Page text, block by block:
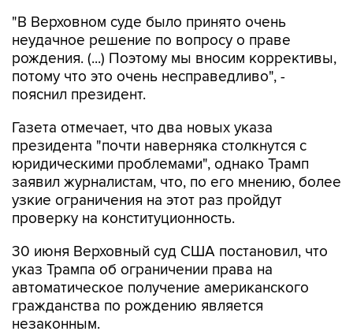
"В Верховном суде было принято очень
неудачное решение по вопросу о праве
рождения. (...) Поэтому мы вносим коррективы,
потому что это очень несправедливо", -
пояснил президент.
Газета отмечает, что два новых указа
президента "почти наверняка столкнутся с
юридическими проблемами", однако Трамп
заявил журналистам, что, по его мнению, более
узкие ограничения на этот раз пройдут
проверку на конституционность.
30 июня Верховный суд США постановил, что
указ Трампа об ограничении права на
автоматическое получение американского
гражданства по рождению является
незаконным.